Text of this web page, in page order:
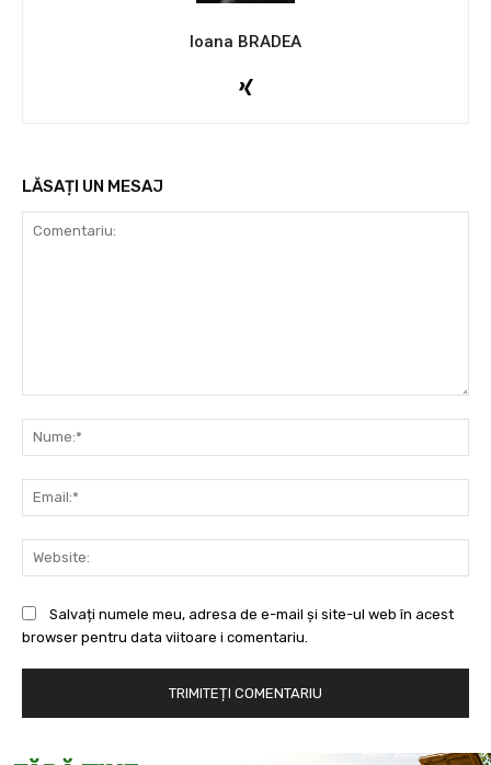
Ioana BRADEA
LĂSAȚI UN MESAJ
Salvați numele meu, adresa de e-mail și site-ul web în acest
browser pentru data viitoare i comentariu.